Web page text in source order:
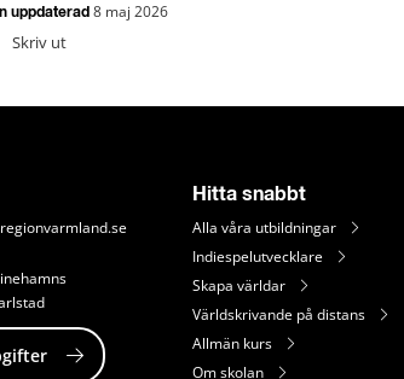
uppdaterad 8 maj 2026
Skriv ut
Hitta snabbt
Alla våra utbildningar
Indiespelutvecklare
Skapa världar
Världskrivande på distans
Allmän kurs
Om skolan